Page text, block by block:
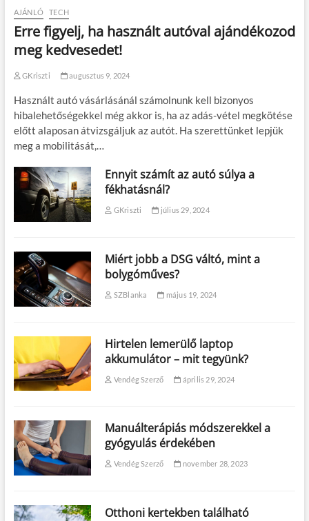
AJÁNLÓ TECH
Erre figyelj, ha használt autóval ajándékozod
meg kedvesedet!
GKriszti augusztus 9, 2024
Használt autó vásárlásánál számolnunk kell bizonyos
hibalehetőségekkel még akkor is, ha az adás-vétel megkötése
előtt alaposan átvizsgáljuk az autót. Ha szerettünket lepjük
meg a mobilitását,…
Ennyit számít az autó súlya a
fékhatásnál?
GKriszti július 29, 2024
Miért jobb a DSG váltó, mint a
bolygóműves?
SZBlanka május 19, 2024
Hirtelen lemerülő laptop
akkumulátor – mit tegyünk?
Vendég Szerző április 29, 2024
Manuálterápiás módszerekkel a
gyógyulás érdekében
Vendég Szerző november 28, 2023
Otthoni kertekben található